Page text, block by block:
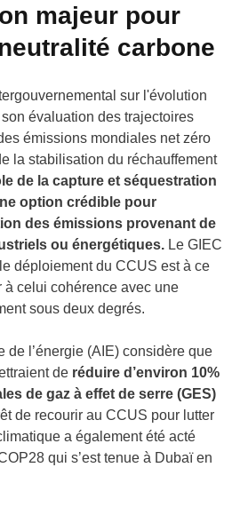
majeur pour
carbone
sur l'évolution
évaluation des trajectoires
émissions mondiales net zéro
la stabilisation du réchauffement
de la capture et séquestration
option crédible pour
des émissions provenant de
ou énergétiques. Le GIEC
déploiement du CCUS est à ce
à celui cohérence avec une
sous deux degrés.
de l’énergie (AIE) considère que
de réduire d’environ 10%
de gaz à effet de serre (GES)
de recourir au CCUS pour lutter
a également été acté
qui s’est tenue à Dubaï en